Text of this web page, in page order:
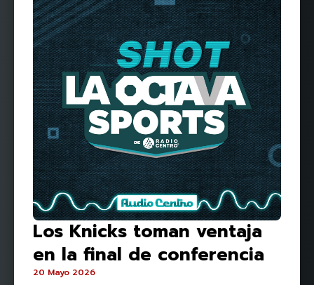
Los Knicks toman ventaja
en la final de conferencia
20 Mayo 2026